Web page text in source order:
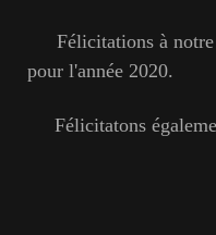
Félicitations à notre
pour l'année 2020.
Félicitatons